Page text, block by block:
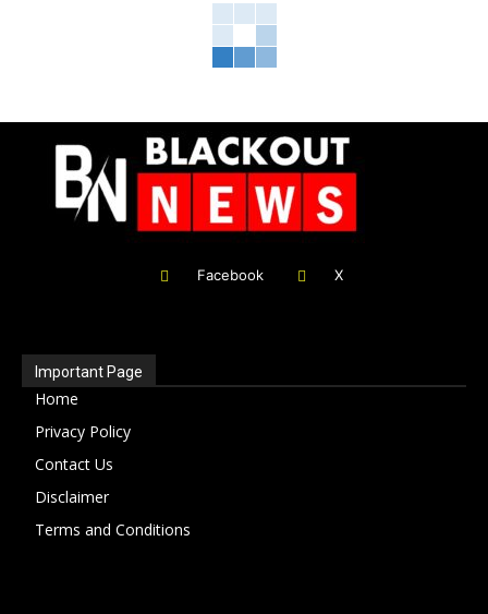
Facebook X
Important Page
Home
Privacy Policy
Contact Us
Disclaimer
Terms and Conditions